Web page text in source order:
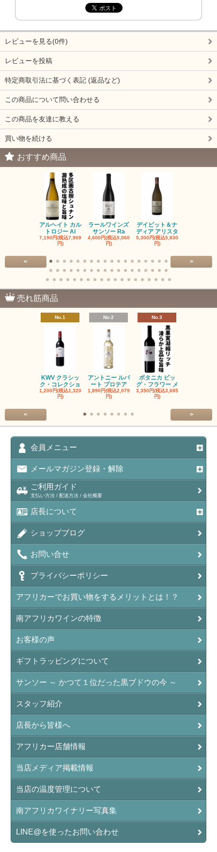
レビューを見る(0件)
レビューを投稿
特定商取引法に基づく表記 (返品など)
この商品について問い合わせる
この商品を友達に教える
買い物を続ける
おすすめ商品
アルヘイト カル
トロジー Al
7,190円(税込7,909
円)
ラールワインズ
サンソー Ra
4,600円(税込5,060
円)
デイビット＆ナ
ディア アリスタ
5,300円(税込5,830
円)
< >
売れ筋商品
No.1
KWV クラシッ
ク・コレクショ
1,200円(税込1,320
円)
No.2
アントニー ルパ
ート プロテア
1,890円(税込2,079
円)
No.3
ボタニカ ビッ
グ・フラワー メ
3,350円(税込3,685
円)
< >
会員メニュー
メールマガジン登録・解除
ご利用ガイド
支払い方法 / 配送方法 / 会社概要
店長について
ショップブログ
お問い合せ
プライバシーポリシー
アフリカーでお買い物をするメリットとは！？
南アフリカワインの特徴
お客様の声
ギフトラッピングについて
サンソー ～ かつて１位だった黒ブドウの今 ～
スタッフ紹介
店長から皆様へ
アフリカー店舗情報
当店メディア掲載情報
当店の温度管理について
南アフリカワイナリー写真集
LINE@を使ったお問い合わせ